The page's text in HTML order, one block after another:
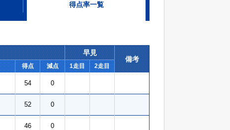
得点率一覧
早見
備考
得点 減点 1走目 2走目
54 0
52 0
46 0